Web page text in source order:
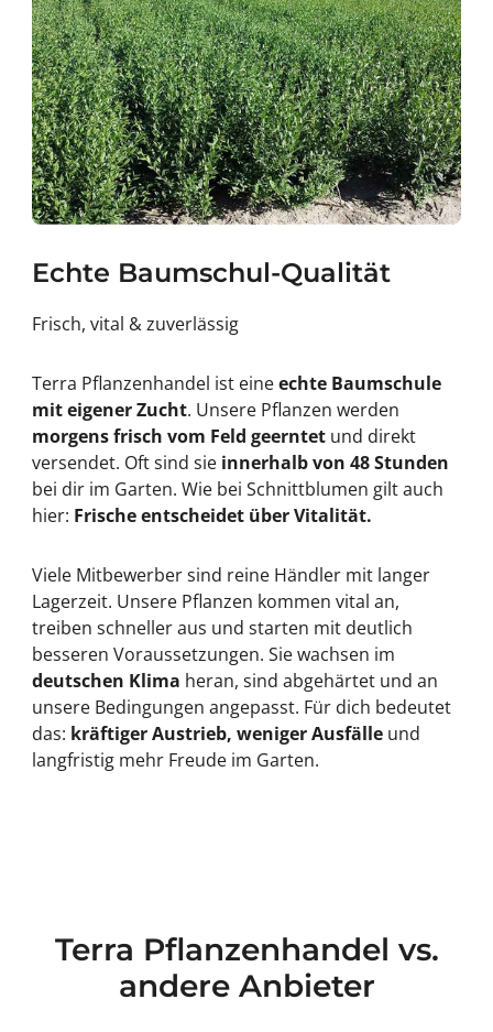
Echte Baumschul-Qualität
Frisch, vital & zuverlässig
Terra Pflanzenhandel ist eineechte Baumschule
mit eigener Zucht. Unsere Pflanzen werden
morgens frisch vom Feld geerntetund direkt
versendet. Oft sind sie innerhalb von 48 Stunden
bei dir im Garten. Wie bei Schnittblumen gilt auch
hier: Frische entscheidet über Vitalität.
Viele Mitbewerber sind reine Händler mit langer
Lagerzeit. Unsere Pflanzen kommen vital an,
treiben schneller aus und starten mit deutlich
besseren Voraussetzungen. Sie wachsen im
deutschen Klima heran, sind abgehärtet und an
unsere Bedingungen angepasst. Für dich bedeutet
das: kräftiger Austrieb, weniger Ausfälle und
langfristig mehr Freude im Garten.
Terra Pflanzenhandel vs.
andere Anbieter